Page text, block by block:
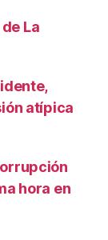
La
atípica
hora en